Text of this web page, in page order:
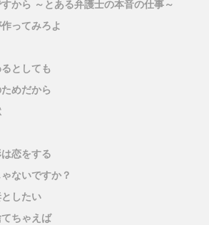
から ～とある弁護士の本音の仕事～
ってみろよ
としても
めだから
恋をする
ないですか？
したい
ちゃえば